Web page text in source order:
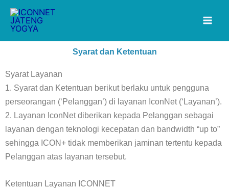
Lewati
konten
Syarat dan Ketentuan
Syarat Layanan
1. Syarat dan Ketentuan berikut berlaku untuk pengguna
perseorangan (‘Pelanggan’) di layanan IconNet (‘Layanan’).
2. Layanan IconNet diberikan kepada Pelanggan sebagai
layanan dengan teknologi kecepatan dan bandwidth “up to”
sehingga ICON+ tidak memberikan jaminan tertentu kepada
Pelanggan atas layanan tersebut.
Ketentuan Layanan ICONNET